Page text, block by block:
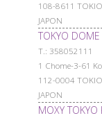
108-8611 TOKIO
JAPON
TOKYO
Т.: 358052111
1 Chome-3-61
112-0004 TOKIO
JAPON
MOXY TOKYO